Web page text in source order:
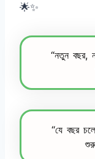
🌟✨
“নতুন বছর,
“যে বছর